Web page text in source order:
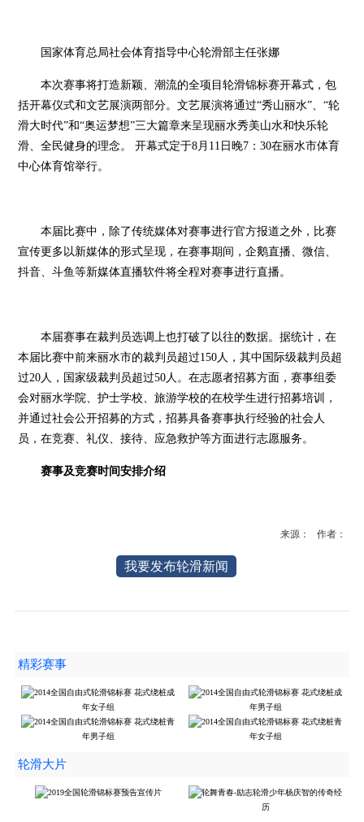
国家体育总局社会体育指导中心轮滑部主任张娜
本次赛事将打造新颖、潮流的全项目轮滑锦标赛开幕式，包
括开幕仪式和文艺展演两部分。文艺展演将通过“秀山丽水”、“轮
滑大时代”和“奥运梦想”三大篇章来呈现丽水秀美山水和快乐轮
滑、全民健身的理念。 开幕式定于8月11日晚7：30在丽水市体育
中心体育馆举行。
本届比赛中，除了传统媒体对赛事进行官方报道之外，比赛
宣传更多以新媒体的形式呈现，在赛事期间，企鹅直播、微信、
抖音、斗鱼等新媒体直播软件将全程对赛事进行直播。
本届赛事在裁判员选调上也打破了以往的数据。据统计，在
本届比赛中前来丽水市的裁判员超过150人，其中国际级裁判员超
过20人，国家级裁判员超过50人。在志愿者招募方面，赛事组委
会对丽水学院、护士学校、旅游学校的在校学生进行招募培训，
并通过社会公开招募的方式，招募具备赛事执行经验的社会人
员，在竞赛、礼仪、接待、应急救护等方面进行志愿服务。
赛事及竞赛时间安排介绍
来源： 作者：
我要发布轮滑新闻
精彩赛事
轮滑大片